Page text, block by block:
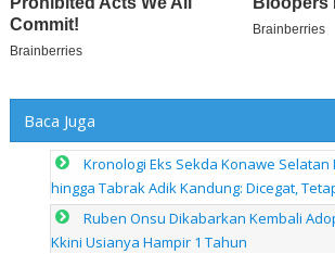
Baca Juga
Kronologi Eks Sekda Konawe Selatan
hingga Tabrak Adik Kandung: Dicegat,
Ruben Onsu Dikabarkan Kembali
Kkini Usianya Hampir 1 Tahun